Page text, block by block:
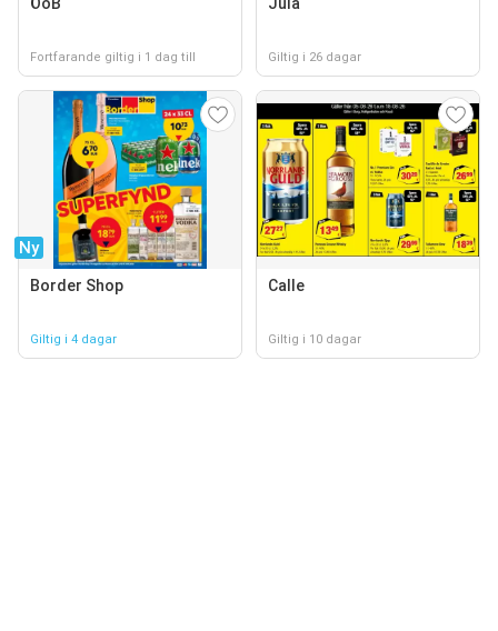
Fortfarande giltig i 1 dag till Giltig i 26 dagar
Ny
Border Shop
Giltig i 4 dagar
Calle
Giltig i 10 dagar